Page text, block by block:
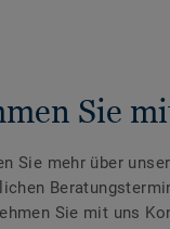
Sie
Sie mehr über
Sie mit uns